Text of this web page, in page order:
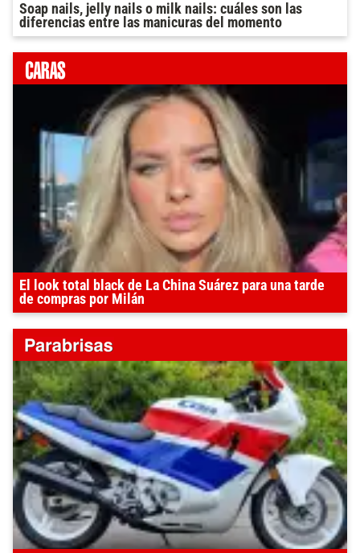
Soap nails, jelly nails o milk nails: cuáles son las
diferencias entre las manicuras del momento
El look total black de La China Suárez para una tarde
de compras por Milán